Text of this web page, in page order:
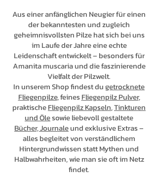
Aus einer anfänglichen Neugier für einen
der bekanntesten und zugleich
geheimnisvollsten Pilze hat sich bei uns
im Laufe der Jahre eine echte
Leidenschaft entwickelt – besonders für
Amanita muscaria und die faszinierende
Vielfalt der Pilzwelt.
In unserem Shop findest dugetrocknete
Fliegenpilze, feinesFliegenpilz Pulver,
praktischeFliegenpilz Kapseln,Tinkturen
und Ölesowie liebevoll gestaltete
Bücher, Journaleund exklusive Extras –
alles begleitet von verständlichem
Hintergrundwissen statt Mythen und
Halbwahrheiten, wie man sie oft im Netz
findet.